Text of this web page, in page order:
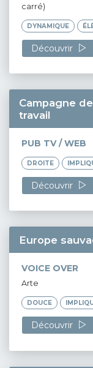
carré)
DYNAMIQUE
Découvrir
Campagne
travail
PUB TV / WEB
DROITE
Découvrir
Europe
VOICE OVER
Arte
DOUCE
Découvrir